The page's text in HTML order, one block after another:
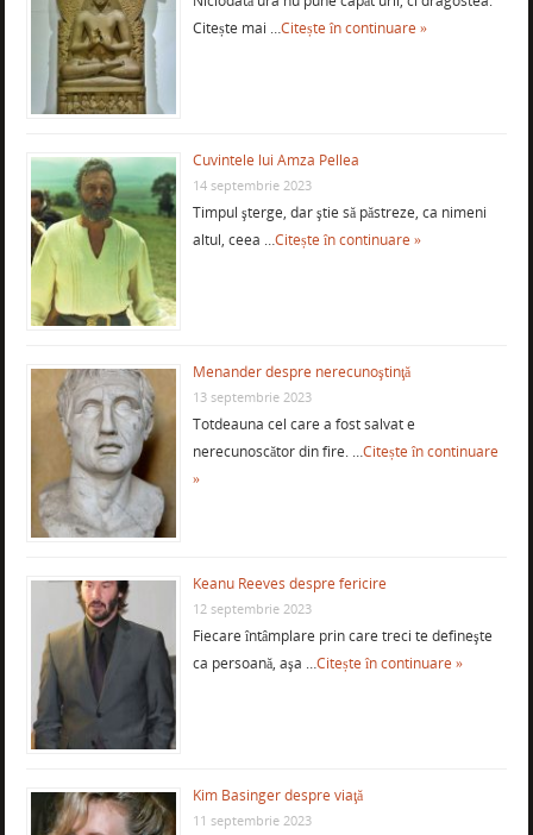
Citește mai …Citește în continuare »
Cuvintele lui Amza Pellea
14 septembrie 2023
Timpul şterge, dar ştie să păstreze, ca nimeni
altul, ceea …Citește în continuare »
Menander despre nerecunoştinţă
13 septembrie 2023
Totdeauna cel care a fost salvat e
nerecunoscător din fire. …Citește în continuare
»
Keanu Reeves despre fericire
12 septembrie 2023
Fiecare întâmplare prin care treci te defineşte
ca persoană, aşa …Citește în continuare »
Kim Basinger despre viaţă
11 septembrie 2023